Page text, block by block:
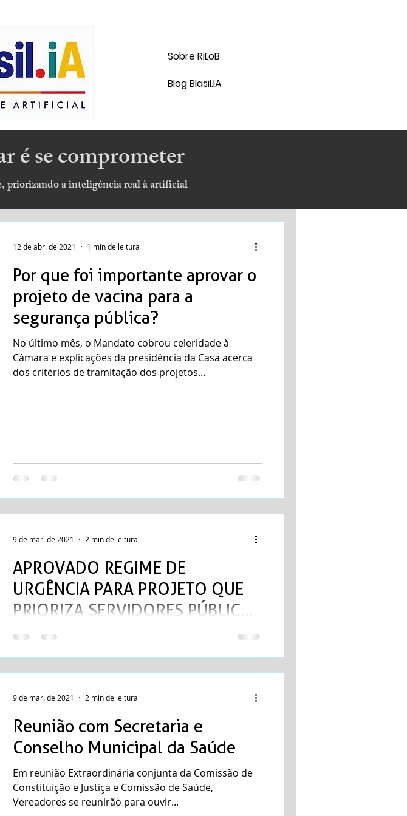
Sobre RiLoB
Blog Blasil.IA
é se comprometer
priorizando a inteligência real à artificial
Por que foi importante aprovar o
projeto de vacina para a
segurança pública?
No último mês, o Mandato cobrou celeridade à
Câmara e explicações da presidência da Casa acerca
dos critérios de tramitação dos projetos...
12 de abr. de 2021 1 min de leitura
APROVADO REGIME DE
URGÊNCIA PARA PROJETO QUE
PRIORIZA SERVIDORES PÚBLICOS
DE SEGURANÇA NA VACINAÇÃO
O projeto de lei que garante prioridade na ordem de
9 de mar. de 2021 2 min de leitura
Reunião com Secretaria e
Conselho Municipal da Saúde
Em reunião Extraordinária conjunta da Comissão de
Constituição e Justiça e Comissão de Saúde,
Vereadores se reunirão para ouvir...
9 de mar. de 2021 2 min de leitura